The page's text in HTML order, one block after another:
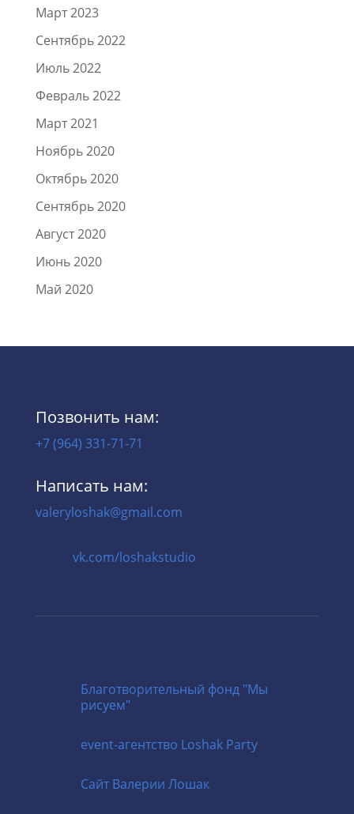
Март 2023
Сентябрь 2022
Июль 2022
Февраль 2022
Март 2021
Ноябрь 2020
Октябрь 2020
Сентябрь 2020
Август 2020
Июнь 2020
Май 2020
Позвонить нам:
+7 (964) 331-71-71
Написать нам:
valeryloshak@gmail.com
vk.com/loshakstudio
Благотворительный фонд "Мы
рисуем"
event-агентство Loshak Party
Cайт Валерии Лошак